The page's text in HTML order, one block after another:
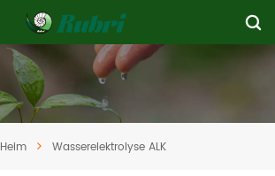
Heim Wasserelektrolyse ALK